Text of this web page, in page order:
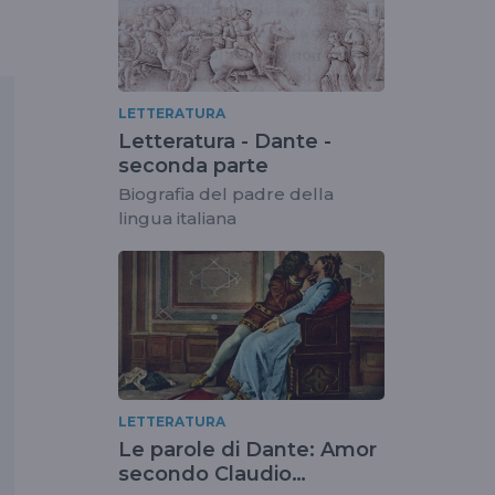
LETTERATURA
Letteratura - Dante -
seconda parte
Biografia del padre della
lingua italiana
LETTERATURA
Le parole di Dante: Amor
secondo Claudio